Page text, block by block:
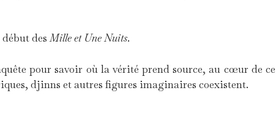
début desMille et Une Nuits.
pour savoir où la vérité prend source, au cœur de ce
djinns et autres figures imaginaires coexistent.